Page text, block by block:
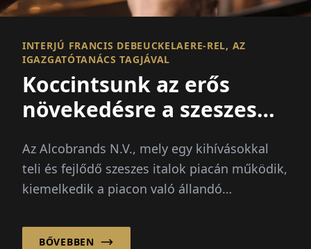
INTERJÚ FRANCIS DEBEUCKELAERE-REL, AZ
IGAZGATÓTANÁCS TAGJÁVAL
Koccintsunk az erős
növekedésre a szeszes
Az Alcobrands N.V., mely egy kihívásokkal
teli és fejlődő szeszes italok piacán működik,
kiemelkedik a piacon való állandó
BŐVEBBEN